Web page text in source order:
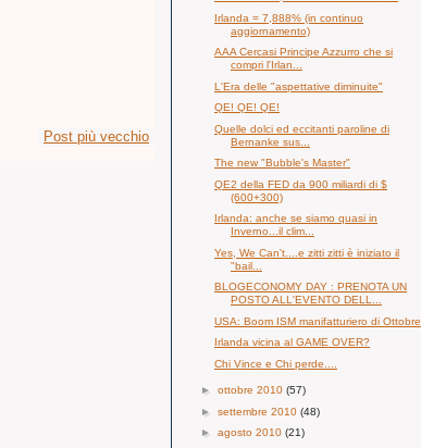
Post più vecchio
Irlanda = 7,888% (in continuo
aggiornamento)
AAA Cercasi Principe Azzurro che si
compri l'Irlan...
L'Era delle "aspettative diminuite"
QE! QE! QE!
Quelle dolci ed eccitanti paroline di
Bernanke sus...
The new "Bubble's Master"
QE2 della FED da 900 miliardi di $
(600+300)
Irlanda: anche se siamo quasi in
Inverno...il clim...
Yes, We Can't....e zitti zitti è iniziato il
"bail...
BLOGECONOMY DAY : PRENOTA UN
POSTO ALL'EVENTO DELL...
USA: Boom ISM manifatturiero di Ottobre
Irlanda vicina al GAME OVER?
Chi Vince e Chi perde....
► ottobre 2010 (57)
► settembre 2010 (48)
► agosto 2010 (21)